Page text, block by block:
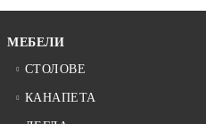
МЕБЕЛИ
СТОЛОВЕ
КАНАПЕТА